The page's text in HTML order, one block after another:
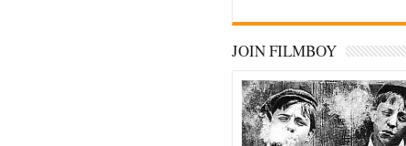
JOIN FILMBOY